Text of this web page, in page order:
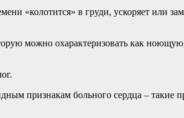
«колотится» в груди, ускоряет или
можно охарактеризовать как
признакам больного сердца – такие